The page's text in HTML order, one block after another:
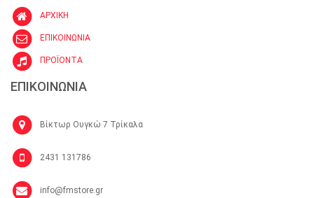
ΑΡΧΙΚΗ
ΕΠΙΚΟΙΝΩΝΙΑ
ΠΡΟΪΟΝΤΑ
ΕΠΙΚΟΙΝΩΝΙΑ
Βίκτωρ Ουγκώ 7 Τρίκαλα
2431 131786
info@fmstore.gr